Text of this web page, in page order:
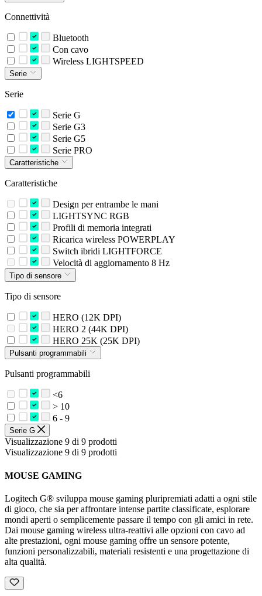
Connettività
Bluetooth
Con cavo
Wireless LIGHTSPEED
Serie
Serie
Serie G
Serie G3
Serie G5
Serie PRO
Caratteristiche
Caratteristiche
Design per entrambe le mani
LIGHTSYNC RGB
Profili di memoria integrati
Ricarica wireless POWERPLAY
Switch ibridi LIGHTFORCE
Velocità di aggiornamento 8 Hz
Tipo di sensore
Tipo di sensore
HERO (12K DPI)
HERO 2 (44K DPI)
HERO 25K (25K DPI)
Pulsanti programmabili
Pulsanti programmabili
<6
> 10
6 - 9
Serie G
Visualizzazione 9 di 9 prodotti
Visualizzazione 9 di 9 prodotti
MOUSE GAMING
Logitech G® sviluppa mouse gaming pluripremiati adatti a ogni stile
di gioco, che sia per affrontare intense partite classificate, esplorare
mondi aperti o semplicemente passare il tempo con gli amici in rete.
Dai mouse gaming wireless ultra-reattivi alle opzioni con cavo ad
alte prestazioni, ogni mouse gaming offre un sensore potente,
funzioni personalizzabili, materiali resistenti e una progettazione di
alta qualità.